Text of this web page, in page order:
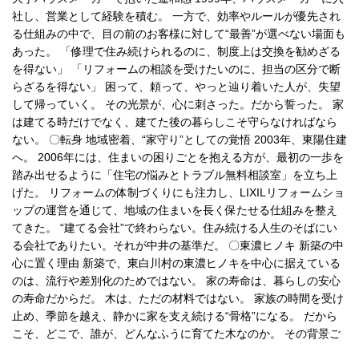
社し、営業として経験を積む。 一方で、効率やルールが優先され
る仕組みの中で、目の前のお客様に対して“最善”が選べない場面も
あった。 「修理で住み続けられるのに、制度上は交換を勧めざる
を得ない」 「リフォームの相談を受けたいのに、担当の区分で断
らざるを得ない」 困って、頼って、やっと辿り着いた人が、失望
して帰っていく。 その光景が、心に刺さった。だから誓った。 家
は建てる時だけでなく、建てた後の暮らしこそ守らなければなら
ない。 〇転身 地域密着、“家守り”としての覚悟 2003年、東陽住建
へ。 2006年には、住まいの困りごとを抱える方が、最初の一歩を
踏み出せるように「住宅の悩みとトラブル無料相談室」を立ち上
げた。 リフォームの体制づくりにも注力し、LIXILリフォームショ
ップの運営を通じて、地域の住まいを長く保たせる仕組みを整え
てきた。 “建てる会社”で終わらない。住み続ける人生のそばにい
る会社でありたい。それが中井の基準だ。 〇東濃ヒノキ 新築の中
心に置く理由 新築で、東白川村の東濃ヒノキを中心に据えている
のは、流行や差別化のためではない。 家の寿命は、暮らしの安心
の寿命だからだ。 木は、ただの材料ではない。 家族の時間を受け
止め、季節を越え、静かに家を支え続ける“骨格”になる。 だから
こそ、どこで、誰が、どんなふうに育てた木なのか。 その背景ご